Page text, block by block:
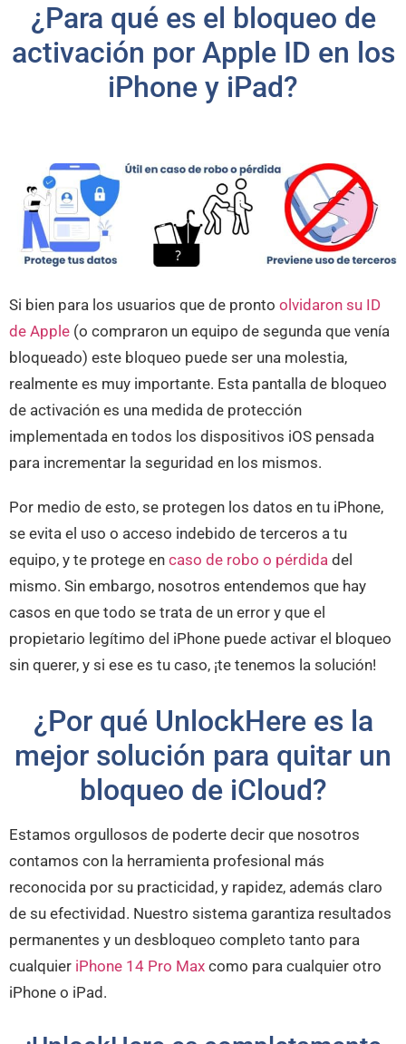
¿Para qué es el bloqueo de
activación por Apple ID en los
iPhone y iPad?
Si bien para los usuarios que de pronto olvidaron su ID
de Apple (o compraron un equipo de segunda que venía
bloqueado) este bloqueo puede ser una molestia,
realmente es muy importante. Esta pantalla de bloqueo
de activación es una medida de protección
implementada en todos los dispositivos iOS pensada
para incrementar la seguridad en los mismos.
Por medio de esto, se protegen los datos en tu iPhone,
se evita el uso o acceso indebido de terceros a tu
equipo, y te protege en caso de robo o pérdida del
mismo. Sin embargo, nosotros entendemos que hay
casos en que todo se trata de un error y que el
propietario legítimo del iPhone puede activar el bloqueo
sin querer, y si ese es tu caso, ¡te tenemos la solución!
¿Por qué UnlockHere es la
mejor solución para quitar un
bloqueo de iCloud?
Estamos orgullosos de poderte decir que nosotros
contamos con la herramienta profesional más
reconocida por su practicidad, y rapidez, además claro
de su efectividad. Nuestro sistema garantiza resultados
permanentes y un desbloqueo completo tanto para
cualquier iPhone 14 Pro Max como para cualquier otro
iPhone o iPad.